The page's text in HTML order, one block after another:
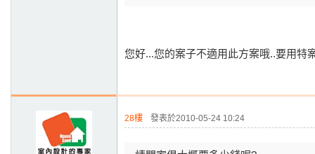
您好...您的案子不適用此方案哦..要用特
28樓 發表於2010-05-24 10:24